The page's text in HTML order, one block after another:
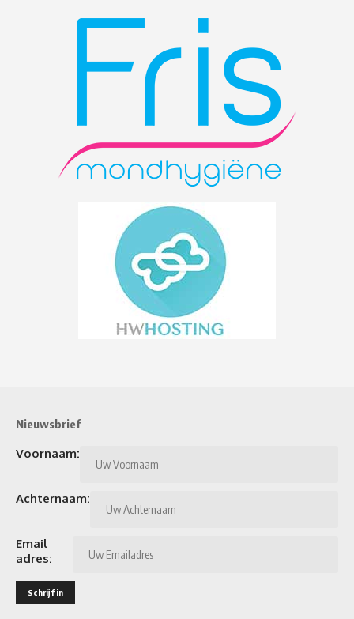
Nieuwsbrief
Voornaam:
Achternaam:
Email
adres: